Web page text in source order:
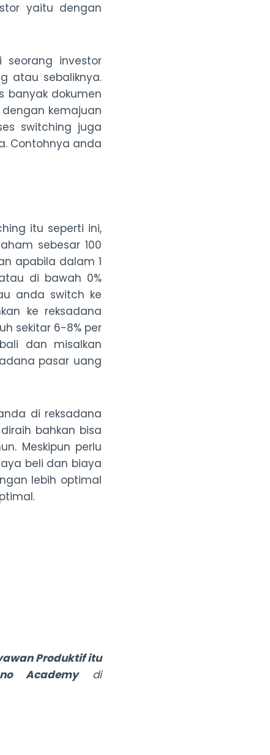
yaitu dengan
investor
atau sebaliknya.
banyak dokumen
kemajuan
switching juga
Contohnya anda
itu seperti ini,
sebesar 100
apabila dalam 1
di bawah 0%
anda switch ke
ke reksadana
sekitar 6-8% per
dan misalkan
pasar uang
di reksadana
bahkan bisa
Meskipun perlu
beli dan biaya
lebih optimal
Produktif itu
Academydi